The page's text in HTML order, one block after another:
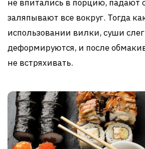
не впитались в порцию, падают
заляпывают все вокруг. Тогда
использовании вилки, суши
деформируются, и после
не встряхивать.